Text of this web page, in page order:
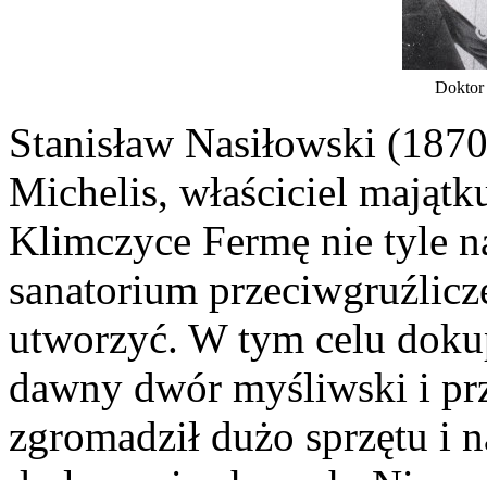
Doktor
Stanisław Nasiłowski
Michelis, właściciel
Klimczyce Fermę nie tyle
sanatorium
utworzyć. W tym celu
dawny dwór myśliwski i
zgromadził dużo sprzętu i